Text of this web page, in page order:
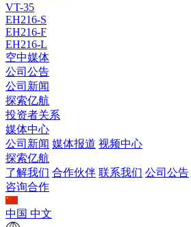
VT-35
EH216-S
EH216-F
EH216-L
空中媒体
公司公告
公司新闻
探索亿航
投资者关系
媒体中心
公司新闻 媒体报道 视频中心
探索亿航
了解我们 合作伙伴 联系我们 公司公告
咨询合作
中国 中文